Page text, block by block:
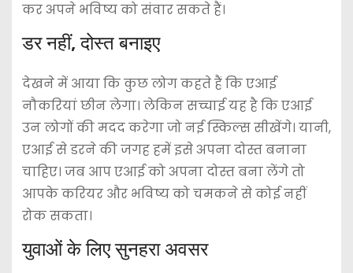
कर अपने भविष्य को संवार सकते हैं।
डर नहीं, दोस्त बनाइए
देखने में आया कि कुछ लोग कहते हैं कि एआई
नौकरियां छीन लेगा। लेकिन सच्चाई यह है कि एआई
उन लोगों की मदद करेगा जो नई स्किल्स सीखेंगे। यानी,
एआई से डरने की जगह हमें इसे अपना दोस्त बनाना
चाहिए। जब आप एआई को अपना दोस्त बना लेंगे तो
आपके करियर और भविष्य को चमकने से कोई नहीं
रोक सकता।
युवाओं के लिए सुनहरा अवसर